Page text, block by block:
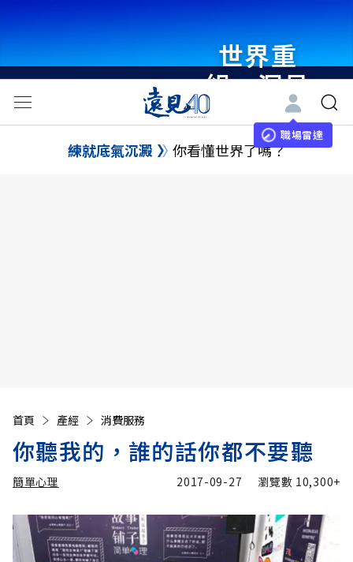
世界重
組・洞見
未來 與
世界領袖
職場雷達
練就底氣沉澱 你看懂世界了嗎？
首頁 產經 消費服務
你聽我的，誰的話你都不要聽
簡單心理 2017-09-27 瀏覽數 10,300+